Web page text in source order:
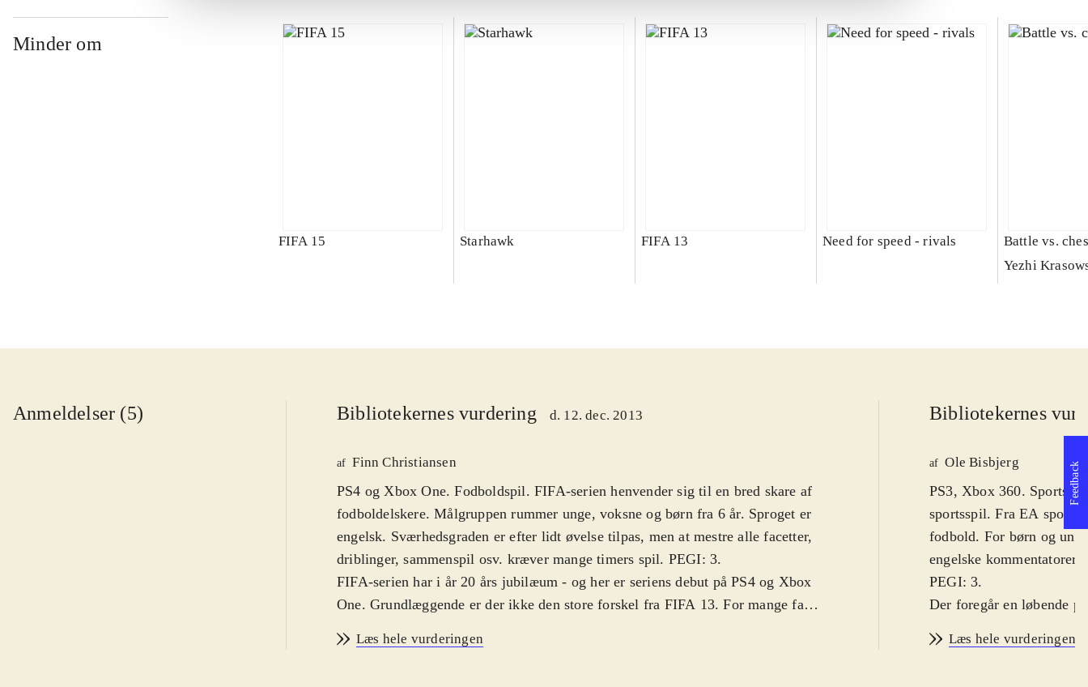
Minder om
FIFA 15 Starhawk FIFA 13 Need for speed - rivals
Battle vs.
Yezhi
Anmeldelser (5) Bibliotekernes vurdering d. 12. dec. 2013
af Finn Christiansen
PS4 og Xbox One. Fodboldspil. FIFA-serien henvender sig til en bred skare af
fodboldelskere. Målgruppen rummer unge, voksne og børn fra 6 år. Sproget er
engelsk. Sværhedsgraden er efter lidt øvelse tilpas, men at mestre alle facetter,
driblinger, sammenspil osv. kræver mange timers spil. PEGI: 3.
FIFA-serien har i år 20 års jubilæum - og her er seriens debut på PS4 og Xbox
One. Grundlæggende er der ikke den store forskel fra FIFA 13. For mange fans
sæsonen er med, så spillerne på skærmen har de rigtige navne og sæson-trøjer.
Læs hele vurderingen
Bibliotekernes
af Ole Bisbjerg
PS3, Xbox 360.
sportsspil. Fra EA sports
fodbold. For børn og
engelske
PEGI: 3.
Der foregår en løbende
grundlæggende
Læs hele vurderingen
Feedback